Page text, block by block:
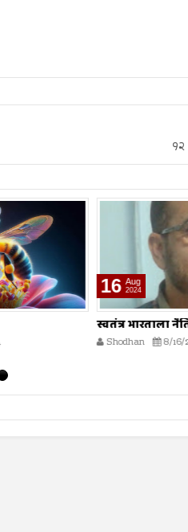
16 Aug
2024
स्वतंत्र भारताला
Shodhan 8/16/